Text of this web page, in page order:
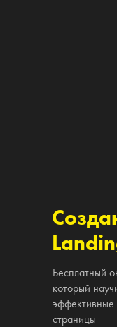
Бесплатный
который
эффективные
страницы